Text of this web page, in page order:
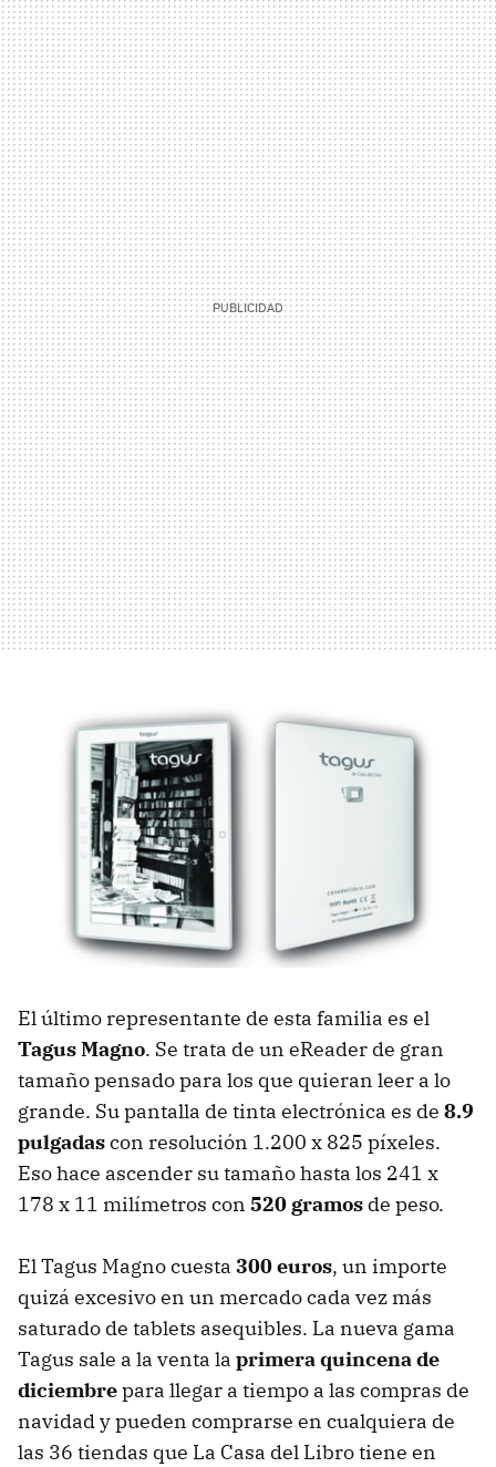
El último representante de esta familia es el
Tagus Magno. Se trata de un eReader de gran
tamaño pensado para los que quieran leer a lo
grande. Su pantalla de tinta electrónica es de 8.9
pulgadascon resolución 1.200 x 825 píxeles.
Eso hace ascender su tamaño hasta los 241 x
178 x 11 milímetros con 520 gramos de peso.
El Tagus Magno cuesta 300 euros, un importe
quizá excesivo en un mercado cada vez más
saturado de tablets asequibles. La nueva gama
Tagus sale a la venta la primera quincena de
diciembrepara llegar a tiempo a las compras de
navidad y pueden comprarse en cualquiera de
las 36 tiendas que La Casa del Libro tiene en